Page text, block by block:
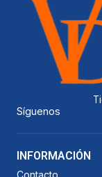
Síguenos
INFORMACIÓN
Contacto